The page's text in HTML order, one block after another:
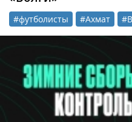
#футболисты #Ахмат